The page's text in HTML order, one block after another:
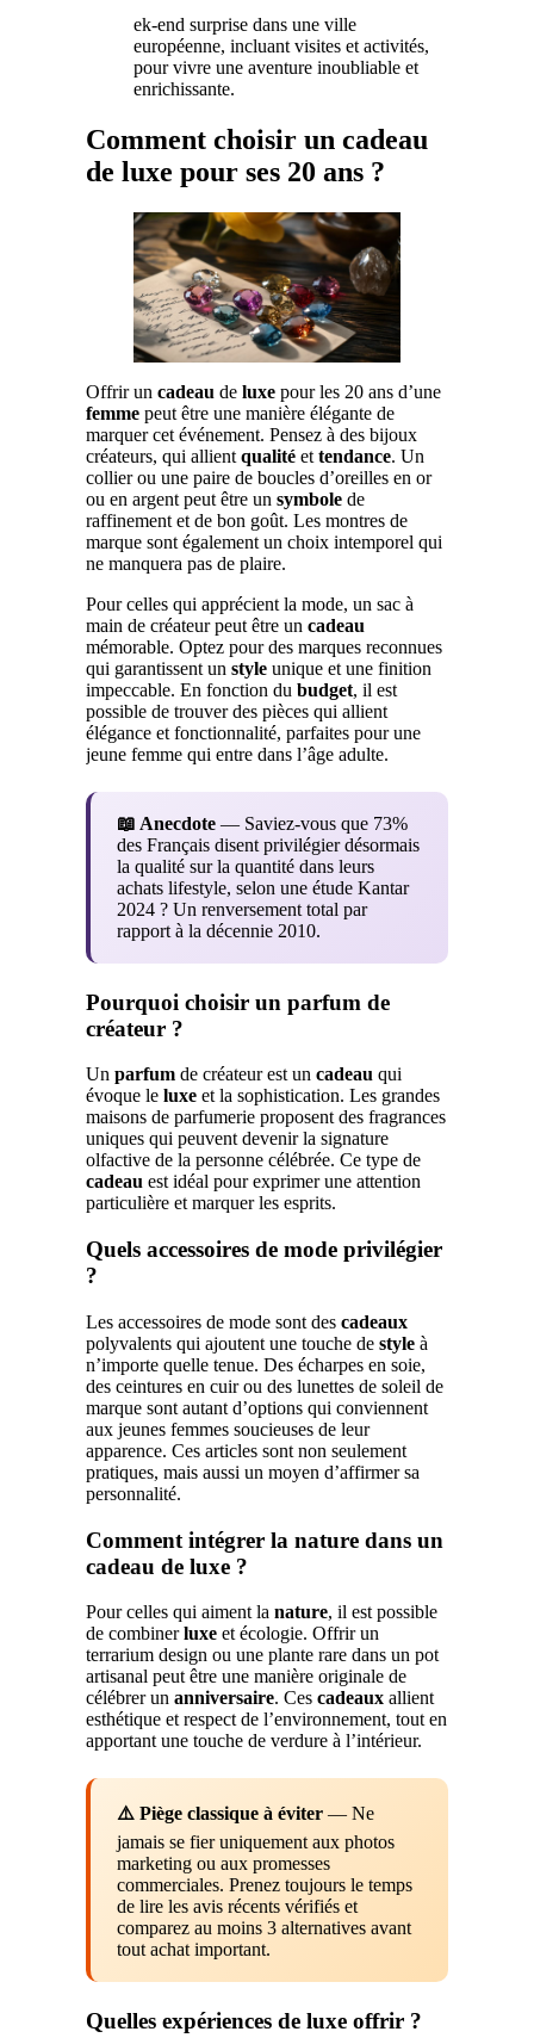
ek-end surprise dans une ville
européenne, incluant visites et activités,
pour vivre une aventure inoubliable et
enrichissante.
Comment choisir un cadeau
de luxe pour ses 20 ans ?
Offrir un cadeau de luxe pour les 20 ans d’une
femme peut être une manière élégante de
marquer cet événement. Pensez à des bijoux
créateurs, qui allient qualité et tendance. Un
collier ou une paire de boucles d’oreilles en or
ou en argent peut être un symbole de
raffinement et de bon goût. Les montres de
marque sont également un choix intemporel qui
ne manquera pas de plaire.
Pour celles qui apprécient la mode, un sac à
main de créateur peut être un cadeau
mémorable. Optez pour des marques reconnues
qui garantissent un style unique et une finition
impeccable. En fonction du budget, il est
possible de trouver des pièces qui allient
élégance et fonctionnalité, parfaites pour une
jeune femme qui entre dans l’âge adulte.
📖 Anecdote — Saviez-vous que 73%
des Français disent privilégier désormais
la qualité sur la quantité dans leurs
achats lifestyle, selon une étude Kantar
2024 ? Un renversement total par
rapport à la décennie 2010.
Pourquoi choisir un parfum de
créateur ?
Un parfum de créateur est un cadeau qui
évoque le luxe et la sophistication. Les grandes
maisons de parfumerie proposent des fragrances
uniques qui peuvent devenir la signature
olfactive de la personne célébrée. Ce type de
cadeau est idéal pour exprimer une attention
particulière et marquer les esprits.
Quels accessoires de mode privilégier
?
Les accessoires de mode sont des cadeaux
polyvalents qui ajoutent une touche de style à
n’importe quelle tenue. Des écharpes en soie,
des ceintures en cuir ou des lunettes de soleil de
marque sont autant d’options qui conviennent
aux jeunes femmes soucieuses de leur
apparence. Ces articles sont non seulement
pratiques, mais aussi un moyen d’affirmer sa
personnalité.
Comment intégrer la nature dans un
cadeau de luxe ?
Pour celles qui aiment la nature, il est possible
de combinerluxe et écologie. Offrir un
terrarium design ou une plante rare dans un pot
artisanal peut être une manière originale de
célébrer un anniversaire. Ces cadeaux allient
esthétique et respect de l’environnement, tout en
apportant une touche de verdure à l’intérieur.
⚠️ Piège classique à éviter — Ne
jamais se fier uniquement aux photos
marketing ou aux promesses
commerciales. Prenez toujours le temps
de lire les avis récents vérifiés et
comparez au moins 3 alternatives avant
tout achat important.
Quelles expériences de luxe offrir ?